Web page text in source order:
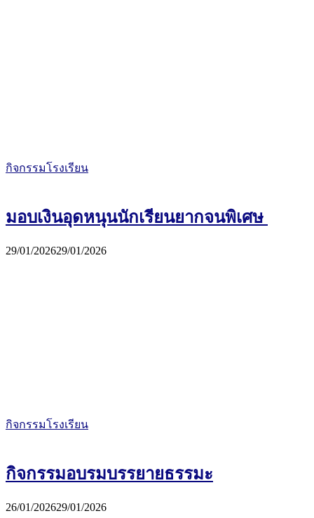
กิจกรรมโรงเรียน
มอบเงินอุดหนุนนักเรียนยากจนพิเศษ
29/01/202629/01/2026
กิจกรรมโรงเรียน
กิจกรรมอบรมบรรยายธรรมะ
26/01/202629/01/2026